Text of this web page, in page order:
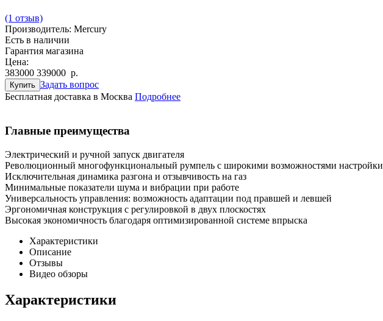
(1 отзыв)
Производитель: Mercury
Есть в наличии
Гарантия магазина
Цена:
383000 339000 р.
Купить Задать вопрос
Бесплатная доставка в Москва Подробнее
Главные преимущества
Электрический и ручной запуск двигателя
Революционный многофункциональный румпель с широкими возможностями настройки
Исключительная динамика разгона и отзывчивость на газ
Минимальные показатели шума и вибрации при работе
Универсальность управления: возможность адаптации под правшей и левшей
Эргономичная конструкция с регулировкой в двух плоскостях
Высокая экономичность благодаря оптимизированной системе впрыска
Характеристики
Описание
Отзывы
Видео обзоры
Характеристики